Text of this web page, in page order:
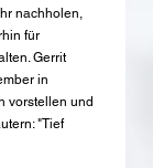
nachholen,
für
Gerrit
in
vorstellen und
"Tief